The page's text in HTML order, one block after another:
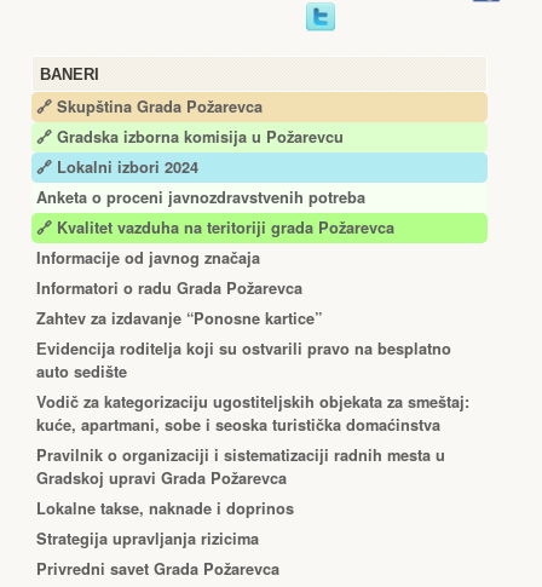
BANERI
🔗 Skupština Grada Požarevca
🔗 Gradska izborna komisija u Požarevcu
🔗 Lokalni izbori 2024
Anketa o proceni javnozdravstvenih potreba
🔗 Kvalitet vazduha na teritoriji grada Požarevca
Informacije od javnog značaja
Informatori o radu Grada Požarevca
Zahtev za izdavanje “Ponosne kartice”
Еvidencija roditelja koji su ostvarili pravo na besplatno
auto sedište
Vodič za kategorizaciju ugostiteljskih objekata za smeštaj:
kuće, apartmani, sobe i seoska turistička domaćinstva
Pravilnik o organizaciji i sistematizaciji radnih mesta u
Gradskoj upravi Grada Požarevca
Lokalne takse, naknade i doprinos
Strategija upravljanja rizicima
Privredni savet Grada Požarevca